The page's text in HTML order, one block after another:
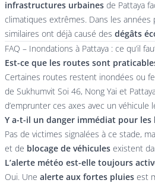
infrastructures urbaines de Pattaya
climatiques extrêmes. Dans les
similaires ont déjà causé des dégâts
FAQ – Inondations à Pattaya : ce qu’il
Est-ce que les routes sont
Certaines routes restent inondées ou
de Sukhumvit Soi 46, Nong Yai et
d’emprunter ces axes avec un véhicule
Y a-t-il un danger immédiat pour les
Pas de victimes signalées à ce stade,
et de blocage de véhicules existent
L’alerte météo est-elle toujours
Oui. Une alerte aux fortes pluies est